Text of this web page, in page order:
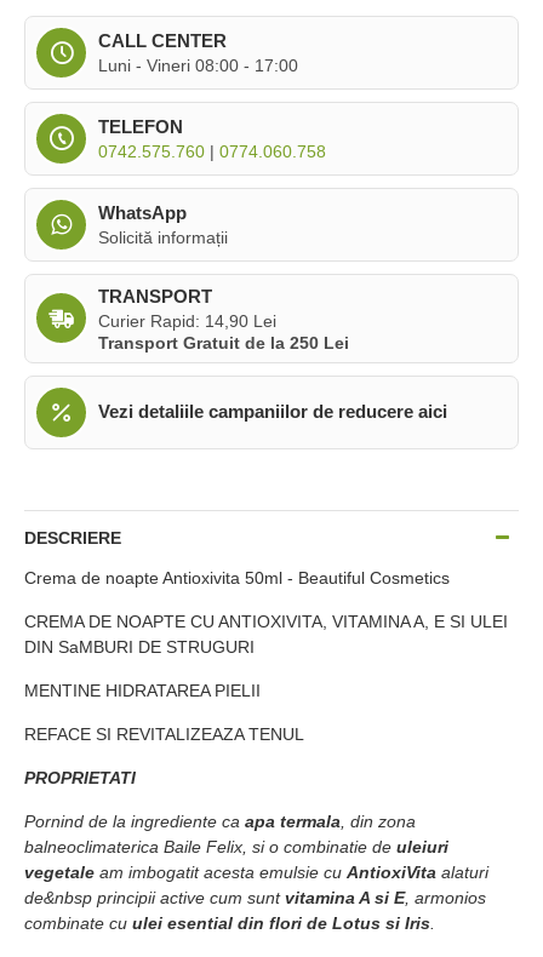
CALL CENTER
Luni - Vineri 08:00 - 17:00
TELEFON
0742.575.760 | 0774.060.758
WhatsApp
Solicită informații
TRANSPORT
Curier Rapid: 14,90 Lei
Transport Gratuit de la 250 Lei
Vezi detaliile campaniilor de reducere aici
DESCRIERE
Crema de noapte Antioxivita 50ml - Beautiful Cosmetics
CREMA DE NOAPTE CU ANTIOXIVITA, VITAMINA A, E SI ULEI
DIN SaMBURI DE STRUGURI
MENTINE HIDRATAREA PIELII
REFACE SI REVITALIZEAZA TENUL
PROPRIETATI
Pornind de la ingrediente ca apa termala , din zona
balneoclimaterica Baile Felix, si o combinatie de uleiuri
vegetale am imbogatit acesta emulsie cu AntioxiVita alaturi
de&nbsp principii active cum suntvitamina A si E, armonios
combinate cu ulei esential din flori de Lotus si Iris